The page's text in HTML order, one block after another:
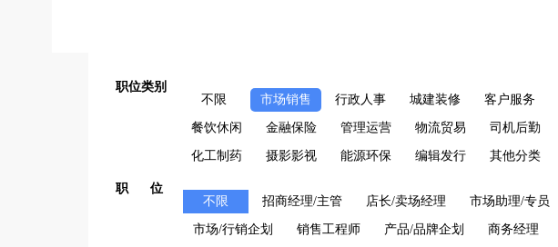
职位类别
不限
市场销售 行政人事 城建装修 客户服务
餐饮休闲 金融保险 管理运营 物流贸易 司机后勤
化工制药 摄影影视 能源环保 编辑发行 其他分类
职 位
不限
招商经理/主管 店长/卖场经理 市场助理/专员
市场/行销企划 销售工程师 产品/品牌企划 商务经理